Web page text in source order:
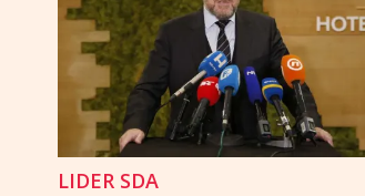
LIDER SDA